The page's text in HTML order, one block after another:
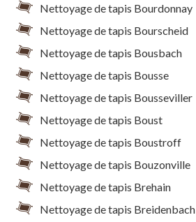
Nettoyage de tapis Bourdonnay
Nettoyage de tapis Bourscheid
Nettoyage de tapis Bousbach
Nettoyage de tapis Bousse
Nettoyage de tapis Bousseviller
Nettoyage de tapis Boust
Nettoyage de tapis Boustroff
Nettoyage de tapis Bouzonville
Nettoyage de tapis Brehain
Nettoyage de tapis Breidenbach